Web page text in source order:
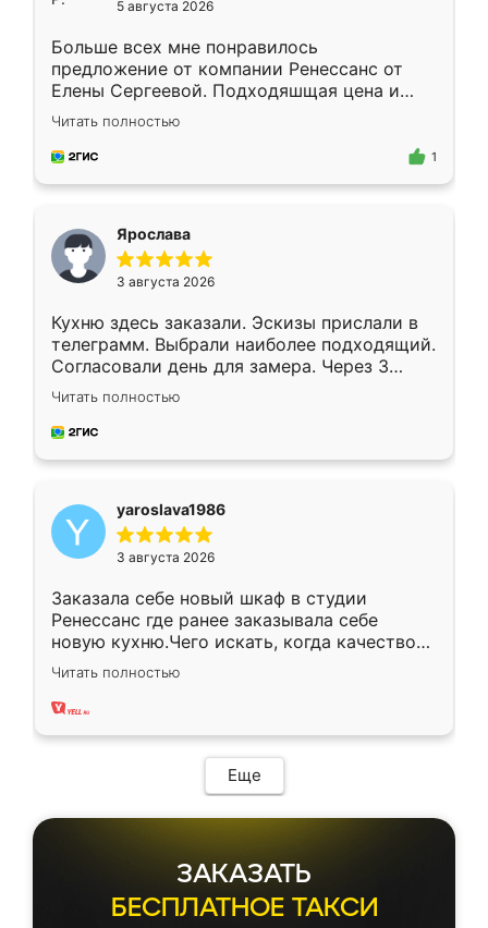
5 августа 2026
Больше всех мне понравилось
предложение от компании Ренессанс от
Елены Сергеевой. Подходяшщая цена и
короткие сроки изготовления. Приехавший
для замера сотрудник Владислав
предложил по моему эскизу самый
Читать полностью
1
Ярослава
3 августа 2026
Кухню здесь заказали. Эскизы прислали в
телеграмм. Выбрали наиболее подходящий.
Согласовали день для замера. Через 3
недели кухня была уже готова. Остались
довольны работой. Спасибо Ренессанс
мебель за качественную работу!
Читать полностью
yaroslava1986
3 августа 2026
Заказала себе новый шкаф в студии
Ренессанс где ранее заказывала себе
новую кухню.Чего искать, когда качеством
вполне довольна. Служит кухня уже почти
два года, нареканий нет.
Читать полностью
Еще
ЗАКАЗАТЬ
БЕСПЛАТНОЕ ТАКСИ